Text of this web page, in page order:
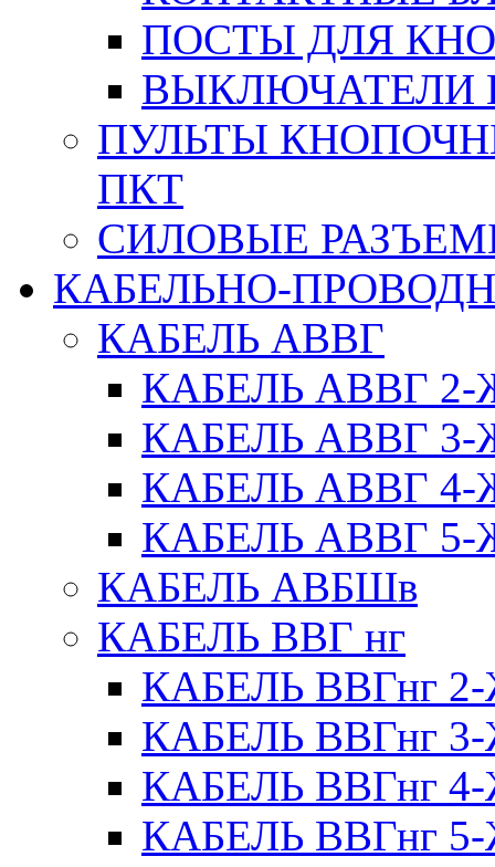
ПОСТЫ ДЛЯ
ВЫКЛЮЧАТЕЛИ
ПУЛЬТЫ
ПКТ
СИЛОВЫЕ
КАБЕЛЬНО-
КАБЕЛЬ АВВГ
КАБЕЛЬ АВВГ
КАБЕЛЬ АВВГ
КАБЕЛЬ АВВГ
КАБЕЛЬ АВВГ
КАБЕЛЬ АВБШв
КАБЕЛЬ ВВГ нг
КАБЕЛЬ ВВГнг
КАБЕЛЬ ВВГнг
КАБЕЛЬ ВВГнг
КАБЕЛЬ ВВГнг